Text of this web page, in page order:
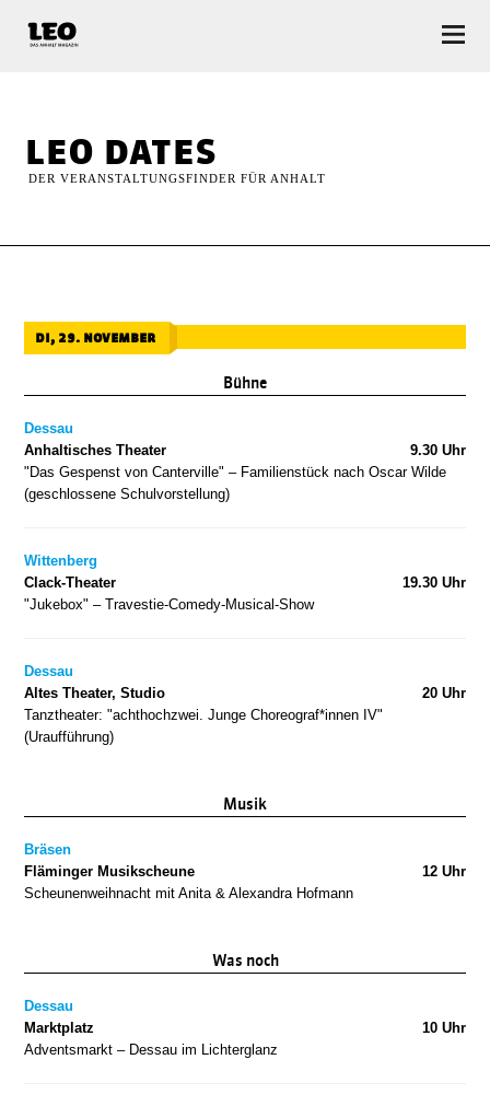
leo dates
DER VERANSTALTUNGSFINDER FÜR ANHALT
di, 29. november
Bühne
Dessau
9.30 Uhr
Anhaltisches Theater
"Das Gespenst von Canterville" – Familienstück nach Oscar Wilde
(geschlossene Schulvorstellung)
Wittenberg
19.30 Uhr
Clack-Theater
"Jukebox" – Travestie-Comedy-Musical-Show
Dessau
20 Uhr
Altes Theater, Studio
Tanztheater: "achthochzwei. Junge Choreograf*innen IV"
(Uraufführung)
Musik
Bräsen
12 Uhr
Fläminger Musikscheune
Scheunenweihnacht mit Anita & Alexandra Hofmann
Was noch
Dessau
10 Uhr
Marktplatz
Adventsmarkt – Dessau im Lichterglanz